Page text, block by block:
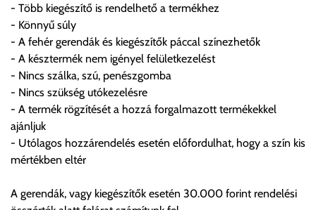
Egyéb leírások:
Budapesti szállítások:
1, Budapestre kért szállítás esetén az általános szállítás
helyett időre történő extra szállítás kérése is lehetséges
egyedi áron. A szállítás megbeszélt időablakban lehetőség
szerint 1 órás intervallumon belüli pontos időpont
megjelöléssel kérhető munkanapokon 09.00 - 15.00 között.
A költséget a megrendeléskor rendelt termék/termékek,
valamint az ott megadott szállítási cím alapján a központ
- Több kiegészítő is rendelhető a termékhez
- Könnyű súly
- A fehér gerendák és kiegészítők páccal színezhetők
- A késztermék nem igényel felületkezelést
- Nincs szálka, szú, penészgomba
- Nincs szükség utókezelésre
- A termék rögzítését a hozzá forgalmazott termékekkel
ajánljuk
- Utólagos hozzárendelés esetén előfordulhat, hogy a szín kis
mértékben eltér
A gerendák, vagy kiegészítők esetén 30.000 forint rendelési